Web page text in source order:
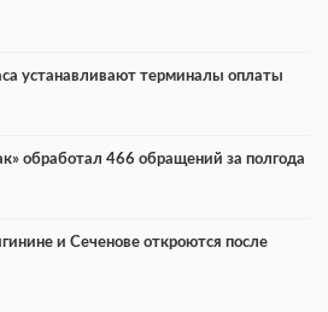
устанавливают терминалы оплаты
обработал 466 обращений за полгода
и Сеченове откроются после